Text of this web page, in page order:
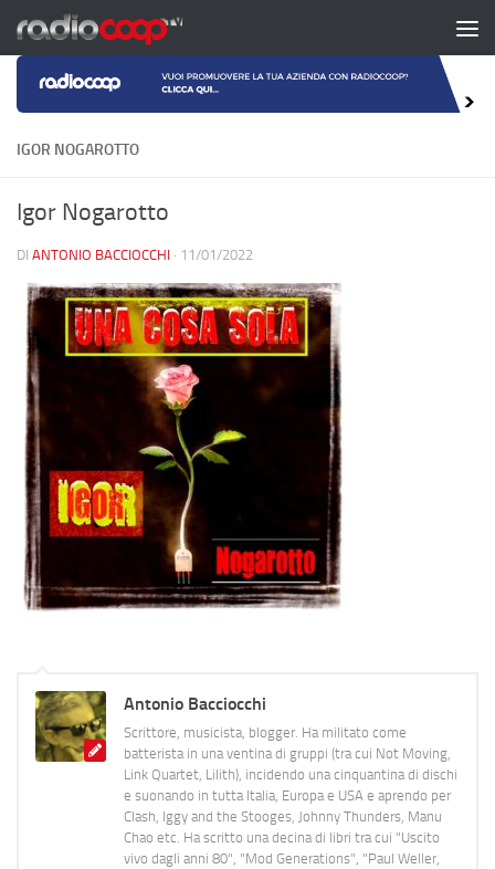
Salta al contenuto
IGOR NOGAROTTO
Igor Nogarotto
DI ANTONIO BACCIOCCHI · 11/01/2022
Antonio Bacciocchi
Scrittore, musicista, blogger. Ha militato come
batterista in una ventina di gruppi (tra cui Not Moving,
Link Quartet, Lilith), incidendo una cinquantina di dischi
e suonando in tutta Italia, Europa e USA e aprendo per
Clash, Iggy and the Stooges, Johnny Thunders, Manu
Chao etc. Ha scritto una decina di libri tra cui "Uscito
vivo dagli anni 80", "Mod Generations", "Paul Weller,